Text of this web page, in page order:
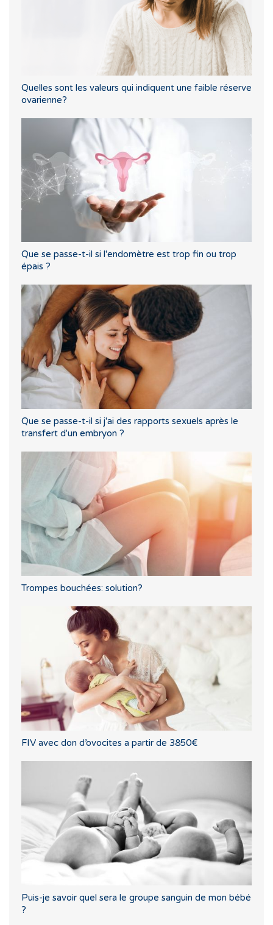
Quelles sont les valeurs qui indiquent une faible réserve
ovarienne?
Que se passe-t-il si l'endomètre est trop fin ou trop
épais ?
Que se passe-t-il si j'ai des rapports sexuels après le
transfert d'un embryon ?
Trompes bouchées: solution?
FIV avec don d’ovocites a partir de 3850€
Puis-je savoir quel sera le groupe sanguin de mon bébé
?